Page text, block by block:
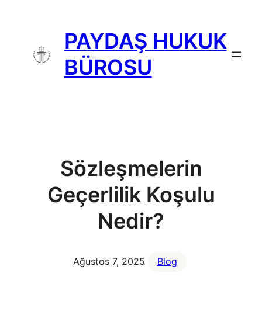
PAYDAŞ HUKUK
BÜROSU
Sözleşmelerin
Geçerlilik Koşulu
Nedir?
Ağustos 7, 2025 Blog